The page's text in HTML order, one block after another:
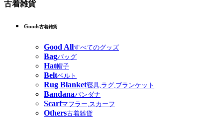
古着雑貨
Goods古着雑貨
Good Allすべてのグッズ
Bagバッグ
Hat帽子
Beltベルト
Rug Blanket寝具,ラグ,ブランケット
Bandanaバンダナ
Scarfマフラー,スカーフ
Others古着雑貨